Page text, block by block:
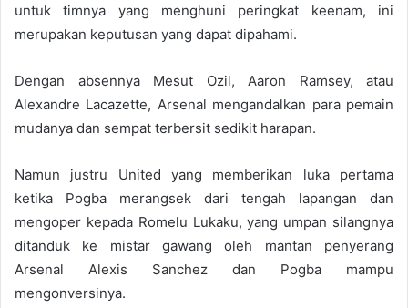
untuk timnya yang menghuni peringkat keenam, ini
merupakan keputusan yang dapat dipahami.
Dengan absennya Mesut Ozil, Aaron Ramsey, atau
Alexandre Lacazette, Arsenal mengandalkan para pemain
mudanya dan sempat terbersit sedikit harapan.
Namun justru United yang memberikan luka pertama
ketika Pogba merangsek dari tengah lapangan dan
mengoper kepada Romelu Lukaku, yang umpan silangnya
ditanduk ke mistar gawang oleh mantan penyerang
Arsenal Alexis Sanchez dan Pogba mampu
mengonversinya.